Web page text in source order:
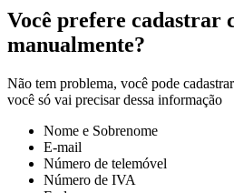
Você prefere cadastrar
manualmente?
Não tem problema, você pode
você só vai precisar dessa informação
Nome e Sobrenome
E-mail
Número de telemóvel
Número de IVA